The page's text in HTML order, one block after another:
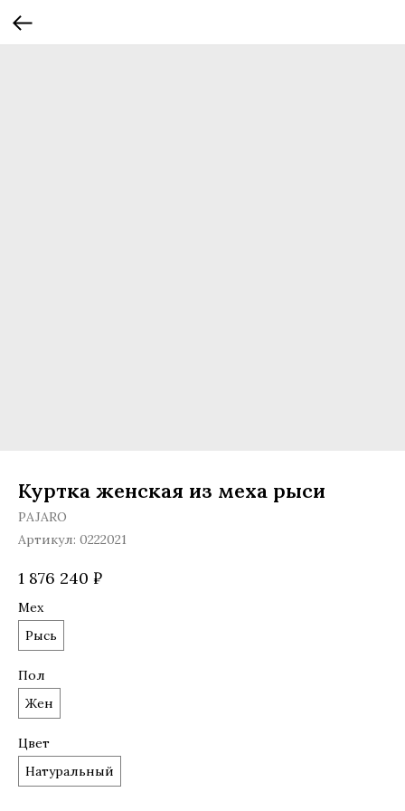
Куртка женская из меха рыси
PAJARO
Артикул: 0222021
1 876 240 ₽
Мех
Рысь
Пол
Жен
Цвет
Натуральный